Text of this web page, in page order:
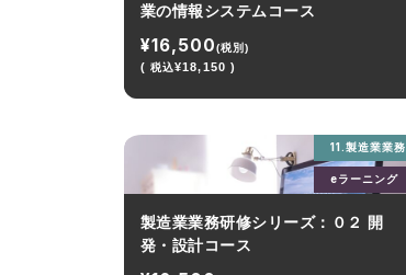
業の情報システムコース
¥16,500(税別)
(税込¥18,150 )
11.製造業業務
eラーニング
製造業業務研修シリーズ：０２ 開
発・設計コース